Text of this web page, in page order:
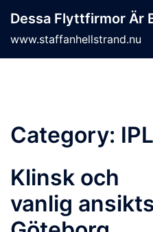
content
Dessa Flyttfirmor Är
www.staffanhellstrand.nu
Category:
Klinsk och
vanlig